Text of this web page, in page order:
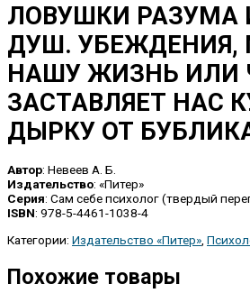
ЛОВУШКИ РАЗУМА
ДУШ.
НАШУ ЖИЗНЬ ИЛИ
ЗАСТАВЛЯЕТ НАС
ДЫРКУ ОТ
Автор: Невеев А. Б.
Издательство: «Питер»
Серия: Сам себе психолог (твердый
ISBN: 978-5-4461-1038-4
Категории: Издательство «Питер»
Похожие товары